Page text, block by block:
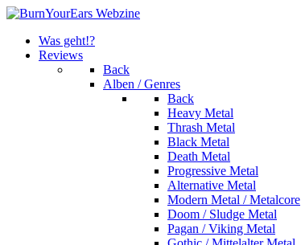
Was geht!?
Reviews
Back
Alben / Genres
Back
Heavy Metal
Thrash Metal
Black Metal
Death Metal
Progressive Metal
Alternative Metal
Modern Metal / Metalcore
Doom / Sludge Metal
Pagan / Viking Metal